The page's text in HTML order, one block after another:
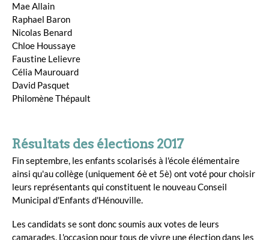
Mae Allain
Raphael Baron
Nicolas Benard
Chloe Houssaye
Faustine Lelievre
Célia Maurouard
David Pasquet
Philomène Thépault
Résultats des élections 2017
Fin septembre, les enfants scolarisés à l'école élémentaire
ainsi qu'au collège (uniquement 6è et 5è) ont voté pour choisir
leurs représentants qui constituent le nouveau Conseil
Municipal d'Enfants d'Hénouville.
Les candidats se sont donc soumis aux votes de leurs
camarades. L'occasion pour tous de vivre une élection dans les